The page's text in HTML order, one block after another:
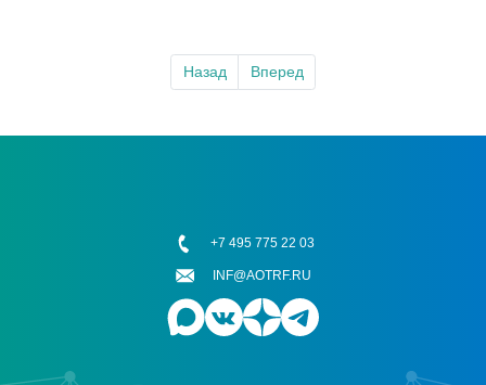
Назад Вперед
+7 495 775 22 03
INF@AOTRF.RU